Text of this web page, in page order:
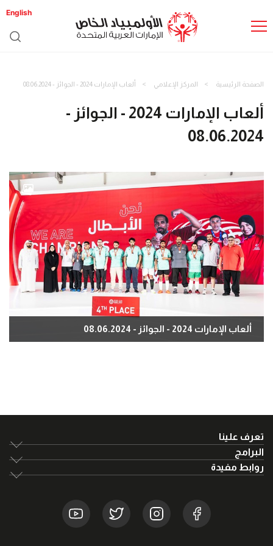
English
الصفحة الرئيسية المركز الإعلامي ألعاب الإمارات 2024 - الجوائز - 08.06.2024
ألعاب الإمارات 2024 - الجوائز -
08.06.2024
ألعاب الإمارات 2024 - الجوائز - 08.06.2024
تعرف علينا
البرامج
روابط مفيدة